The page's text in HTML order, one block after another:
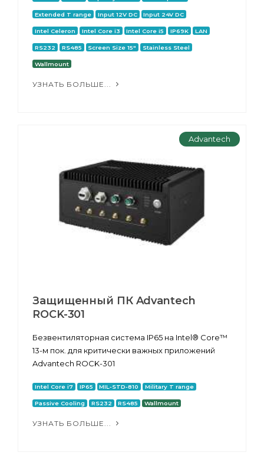
Extended T range Input 12V DC Input 24V DC
Intel Celeron Intel Core i3 Intel Core i5 IP69K LAN
RS232 RS485 Screen Size 15" Stainless Steel
Wallmount
УЗНАТЬ БОЛЬШЕ...
Advantech
Защищенный ПК Advantech
ROCK-301
Безвентиляторная система IP65 на Intel® Core™
13-м пок. для критически важных приложений
Advantech ROCK-301
Intel Core i7 IP65 MIL-STD-810 Military T range
Passive Cooling RS232 RS485 Wallmount
УЗНАТЬ БОЛЬШЕ...